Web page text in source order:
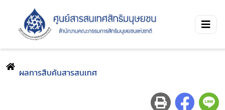
ผลการสืบค้นสารสนเทศ